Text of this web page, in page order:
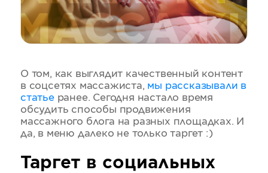
О том, как выглядит качественный контент
в соцсетях массажиста, мы рассказывали в
статьеранее. Сегодня настало время
обсудить способы продвижения
массажного блога на разных площадках. И
да, в меню далеко не только таргет :)
Таргет в социальных